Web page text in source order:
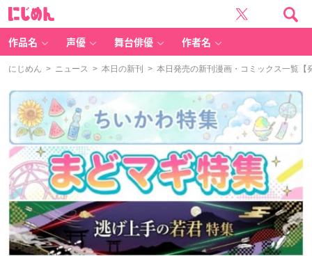
作品名 声優 舞台俳優 作者名
にじめん > ニュース > 本日の新刊 > 本日発売の新刊漫画・コミックス一覧【